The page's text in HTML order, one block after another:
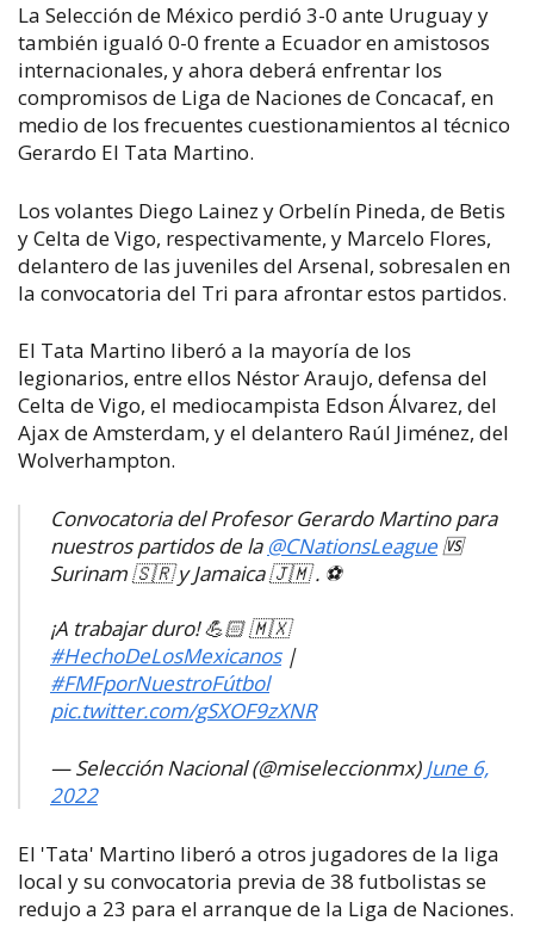
La Selección de México perdió 3-0 ante Uruguay y
también igualó 0-0 frente a Ecuador en amistosos
internacionales, y ahora deberá enfrentar los
compromisos de Liga de Naciones de Concacaf, en
medio de los frecuentes cuestionamientos al técnico
Gerardo El Tata Martino.
Los volantes Diego Lainez y Orbelín Pineda, de Betis
y Celta de Vigo, respectivamente, y Marcelo Flores,
delantero de las juveniles del Arsenal, sobresalen en
la convocatoria del Tri para afrontar estos partidos.
El Tata Martino liberó a la mayoría de los
legionarios, entre ellos Néstor Araujo, defensa del
Celta de Vigo, el mediocampista Edson Álvarez, del
Ajax de Amsterdam, y el delantero Raúl Jiménez, del
Wolverhampton.
Convocatoria del Profesor Gerardo Martino para
nuestros partidos de la @CNationsLeague 🆚
Surinam 🇸🇷 y Jamaica 🇯🇲 . ⚽️
¡A trabajar duro! 💪🏻 🇲🇽
#HechoDeLosMexicanos|
#FMFporNuestroFútbol
pic.twitter.com/gSXOF9zXNR
— Selección Nacional (@miseleccionmx)June 6,
2022
El 'Tata' Martino liberó a otros jugadores de la liga
local y su convocatoria previa de 38 futbolistas se
redujo a 23 para el arranque de la Liga de Naciones.